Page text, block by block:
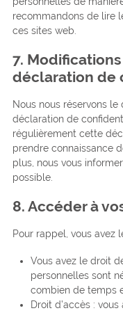
recommandons de lire
ces sites web.
7.
déclaration de
Nous nous réservons
déclaration de
régulièrement cette
prendre connaissance
plus, nous vous
possible.
8. Accéder à
Pour rappel, vous avez
Vous avez le droit
personnelles sont
combien de temps
Droit d’accès :